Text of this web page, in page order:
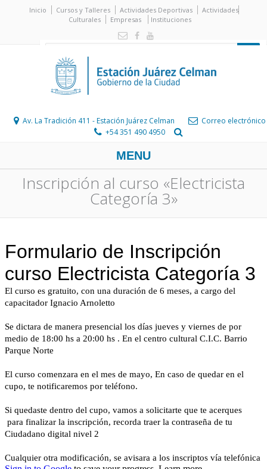
Inicio Cursos y Talleres Actividades Deportivas
Actividades
Culturales
Empresas Instituciones
Av. La Tradición 411 - Estación Juárez Celman
Correo electrónico
+54 351 490 4950
MENU
Inscripción al curso «Electricista
Categoría 3»